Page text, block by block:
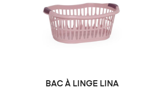
BAC À LINGE LINA